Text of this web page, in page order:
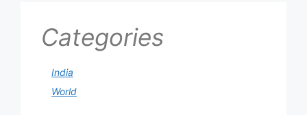
Categories
India
World